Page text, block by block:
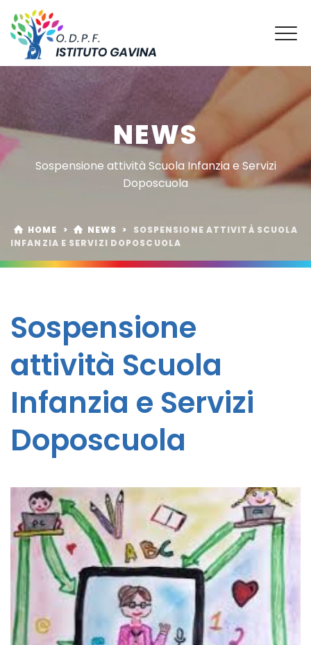
NEWS
Sospensione attività Scuola Infanzia e Servizi
Doposcuola
HOME > NEWS >
SOSPENSIONE ATTIVITÀ SCUOLA
INFANZIA E SERVIZI DOPOSCUOLA
Sospensione
attività Scuola
Infanzia e Servizi
Doposcuola